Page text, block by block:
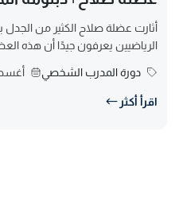
أثارت عضلة صلاح الكثير من الجدل
الرياضيين يعرفون جيدًا أن هذه
دورة المدرب الشخصي أغسطس
اقرأ أكثر